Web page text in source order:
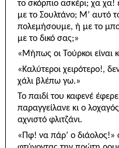
το σκόρπιο ασκέρι; χα χα!
με το Σουλτάνο; Μ’ αυτό
πολεμήσουμε, ή με το
με το δικό σας;»
«Μήπως οι Τούρκοι είναι
«Καλύτεροι χειρότερο!,
χάλι βλέπω γω.»
Το παιδί του καφενέ
παραγγείλανε κι ο
αχνιστό φλιτζάνι.
«Πφ! να πάρ’ ο